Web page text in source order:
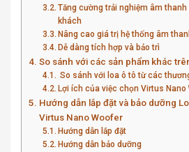
Tăng cường trải nghiệm âm
khách
Nâng cao giá trị hệ thống âm
Dễ dàng tích hợp và bảo trì
So sánh với các sản phẩm khác
So sánh với loa ô tô từ các
Lợi ích của việc chọn Virtus Nano
Hướng dẫn lắp đặt và bảo dưỡng
Virtus Nano Woofer
Hướng dẫn lắp đặt
Hướng dẫn bảo dưỡng